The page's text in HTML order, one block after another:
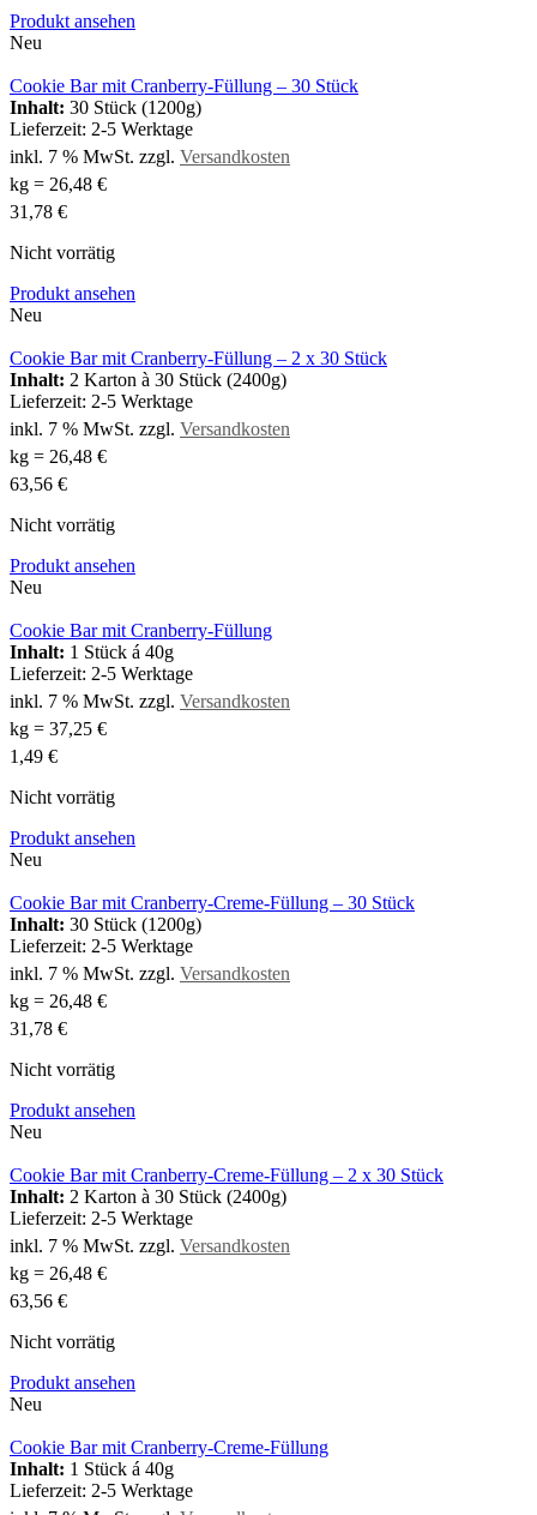
Produkt ansehen
Neu
Cookie Bar mit Cranberry-Füllung – 30 Stück
Inhalt: 30 Stück (1200g)
Lieferzeit: 2-5 Werktage
inkl. 7 % MwSt. zzgl. Versandkosten
kg = 26,48 €
31,78 €
Nicht vorrätig
Produkt ansehen
Neu
Cookie Bar mit Cranberry-Füllung – 2 x 30 Stück
Inhalt: 2 Karton à 30 Stück (2400g)
Lieferzeit: 2-5 Werktage
inkl. 7 % MwSt. zzgl. Versandkosten
kg = 26,48 €
63,56 €
Nicht vorrätig
Produkt ansehen
Neu
Cookie Bar mit Cranberry-Füllung
Inhalt: 1 Stück á 40g
Lieferzeit: 2-5 Werktage
inkl. 7 % MwSt. zzgl. Versandkosten
kg = 37,25 €
1,49 €
Nicht vorrätig
Produkt ansehen
Neu
Cookie Bar mit Cranberry-Creme-Füllung – 30 Stück
Inhalt: 30 Stück (1200g)
Lieferzeit: 2-5 Werktage
inkl. 7 % MwSt. zzgl. Versandkosten
kg = 26,48 €
31,78 €
Nicht vorrätig
Produkt ansehen
Neu
Cookie Bar mit Cranberry-Creme-Füllung – 2 x 30 Stück
Inhalt: 2 Karton à 30 Stück (2400g)
Lieferzeit: 2-5 Werktage
inkl. 7 % MwSt. zzgl. Versandkosten
kg = 26,48 €
63,56 €
Nicht vorrätig
Produkt ansehen
Neu
Cookie Bar mit Cranberry-Creme-Füllung
Inhalt: 1 Stück á 40g
Lieferzeit: 2-5 Werktage